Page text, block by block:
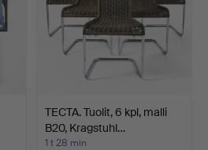
TECTA. Tuolit, 6 kpl, malli
B20, Kragstuhl…
1 t 28 min